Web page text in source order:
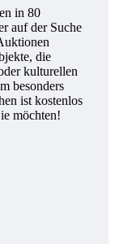
in 80
auf der Suche
die
kulturellen
besonders
ist kostenlos
möchten!